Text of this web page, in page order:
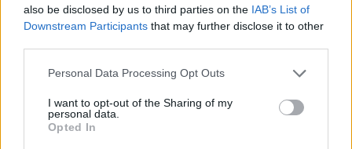
also be disclosed by us to third parties on the IAB’s List of
Downstream Participants that may further disclose it to other
Personal Data Processing Opt Outs
I want to opt-out of the Sharing of my
personal data.
Opted In